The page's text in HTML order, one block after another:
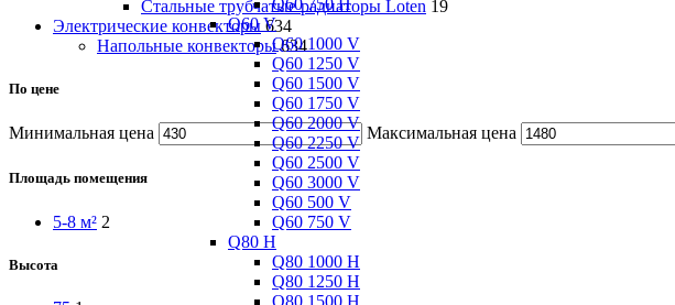
Q60 V
Q60 1000 V
Q60 1250 V
Q60 1500 V
Q60 1750 V
Q60 2000 V
Q60 2250 V
Q60 2500 V
Q60 3000 V
Q60 500 V
Q60 750 V
Q80 H
Q80 1000 H
Q80 1250 H
Q80 1500 H
Cтальные трубчатые радиаторы Loten 19
Электрические конвекторы 634
Напольные конвекторы 634
По цене
Минимальная цена Максимальная цена
Площадь помещения
5-8 м² 2
Высота